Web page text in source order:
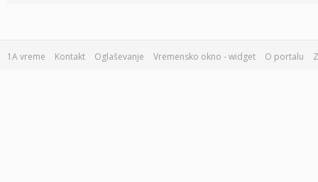
1A vreme Kontakt Oglaševanje Vremensko okno - widget O portalu